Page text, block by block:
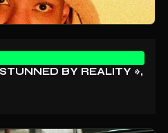
BY REALITY »,